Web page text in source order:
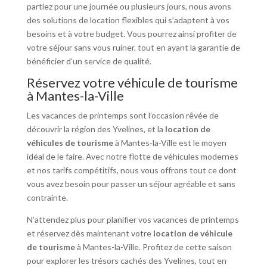
partiez pour une journée ou plusieurs jours, nous avons
des solutions de location flexibles qui s’adaptent à vos
besoins et à votre budget. Vous pourrez ainsi profiter de
votre séjour sans vous ruiner, tout en ayant la garantie de
bénéficier d’un service de qualité.
Réservez votre véhicule de tourisme
à Mantes-la-Ville
Les vacances de printemps sont l’occasion rêvée de
découvrir la région des Yvelines, et la location de
véhicules de tourismeà Mantes-la-Ville est le moyen
idéal de le faire. Avec notre flotte de véhicules modernes
et nos tarifs compétitifs, nous vous offrons tout ce dont
vous avez besoin pour passer un séjour agréable et sans
contrainte.
N’attendez plus pour planifier vos vacances de printemps
et réservez dès maintenant votre location de véhicule
de tourismeà Mantes-la-Ville. Profitez de cette saison
pour explorer les trésors cachés des Yvelines, tout en